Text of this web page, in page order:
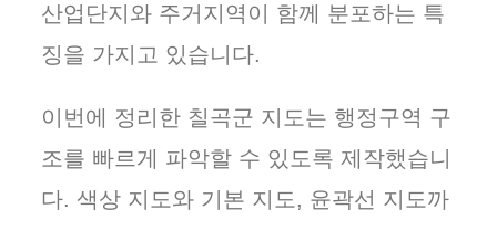
산업단지와 주거지역이 함께 분포하는 특
징을 가지고 있습니다.
이번에 정리한 칠곡군 지도는 행정구역 구
조를 빠르게 파악할 수 있도록 제작했습니
다. 색상 지도와 기본 지도, 윤곽선 지도까